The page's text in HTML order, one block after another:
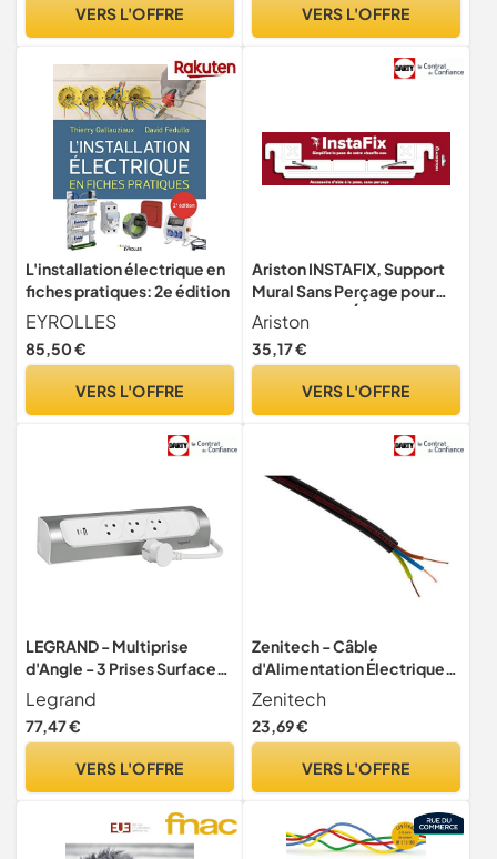
VERS L'OFFRE VERS L'OFFRE
L'installation électrique en
fiches pratiques: 2e édition
EYROLLES
85,50 €
VERS L'OFFRE
Ariston INSTAFIX, Support
Mural Sans Perçage pour
Chauffe-Eau Électrique
Ariston, Compatible VELIS
- LYDOS - PRO1, Conçu et
en France
Ariston
35,17 €
VERS L'OFFRE
LEGRAND - Multiprise
d'Angle - 3 Prises Surface
avec Terre + Prise USB-C +
Prise USB-A - Installation
Horizontale ou Verticale -
Legrand
77,47 €
VERS L'OFFRE
Zenitech - Câble
d'Alimentation Électrique
U1000R2V 3G1,5mm² -
Gaine PVC Robuste -
Installation Intérieure ou
Fiable contre les Risques -
Zenitech
23,69 €
VERS L'OFFRE